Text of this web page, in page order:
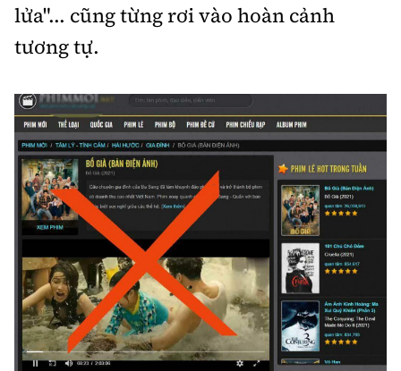
lửa"... cũng từng rơi vào hoàn cảnh
tương tự.